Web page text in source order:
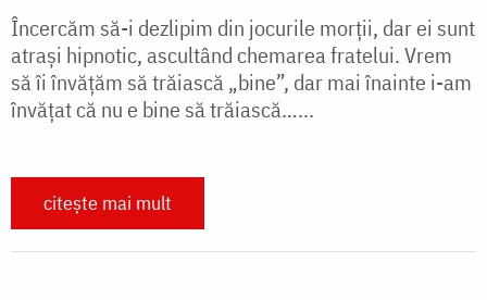
Încercăm să-i dezlipim din jocurile morții, dar ei sunt
atrași hipnotic, ascultând chemarea fratelui. Vrem
să îi învățăm să trăiască „bine”, dar mai înainte i-am
învățat că nu e bine să trăiască…...
citește mai mult